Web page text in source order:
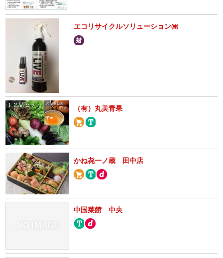
エコリサイクルソリューション㈱
（有）丸美青果
かね㐂一ノ蔵 田中店
中国菜館 中央